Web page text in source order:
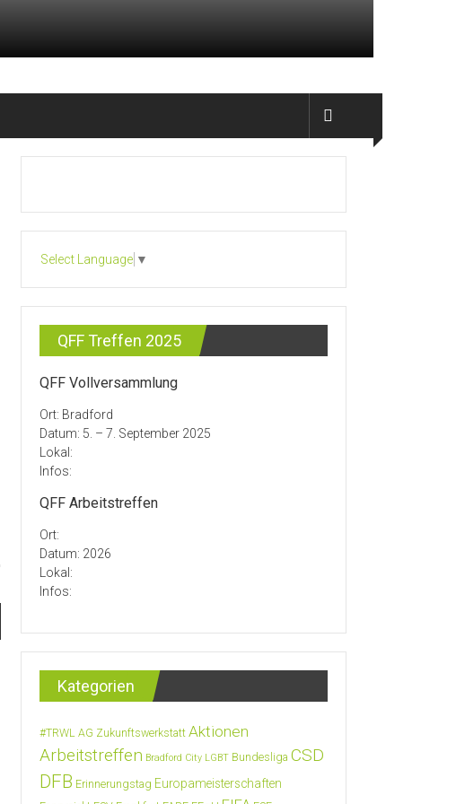
Select Language ▼
QFF Treffen 2025
QFF Vollversammlung
Ort: Bradford
Datum: 5. – 7. September 2025
Lokal:
Infos:
QFF Arbeitstreffen
Ort:
Datum: 2026
Lokal:
Infos:
Kategorien
#TRWL AG Zukunftswerkstatt Aktionen
Arbeitstreffen Bradford City LGBT Bundesliga CSD
DFB Erinnerungstag Europameisterschaften